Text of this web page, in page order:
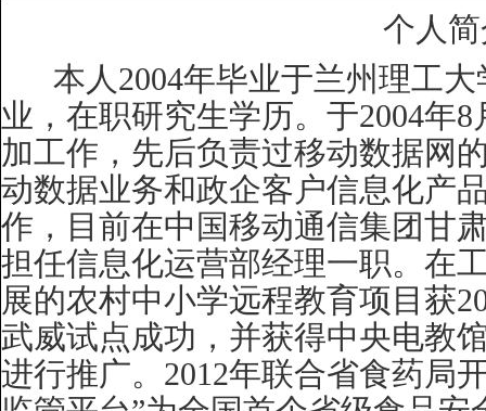
个人
本人 2004年毕业于兰州理工
业，在职研究生学历。于2004年8
加工作，先后负责过移动数据网
动数据业务和政企客户信息化产
作，目前在中国移动通信集团甘
担任信息化运营部经理一职。在
展的农村中小学远程教育项目获
武威试点成功，并获得中央电教
进行推广。 2012年联合省食药局